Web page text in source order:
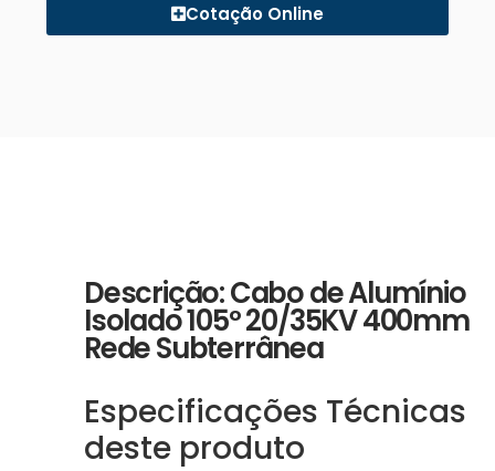
Cotação Online
Descrição: Cabo de Alumínio
Isolado 105º 20/35KV 400mm
Rede Subterrânea
Especificações Técnicas
deste produto